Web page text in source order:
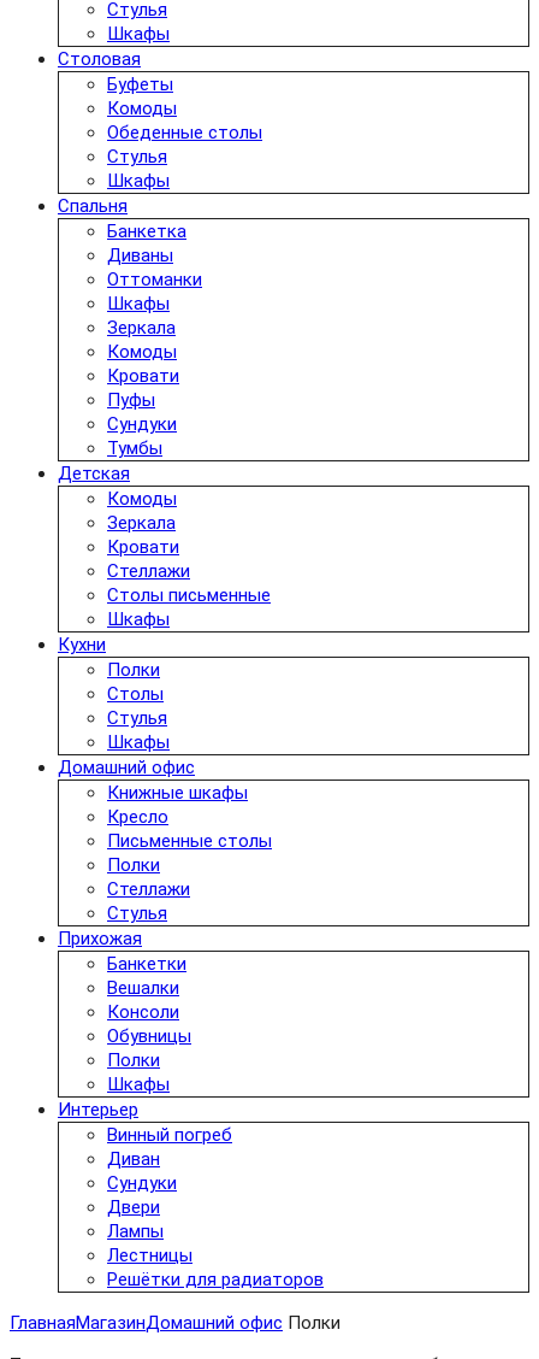
Стулья
Шкафы
Столовая
Буфеты
Комоды
Обеденные столы
Стулья
Шкафы
Спальня
Банкетка
Диваны
Оттоманки
Шкафы
Зеркала
Комоды
Кровати
Пуфы
Сундуки
Тумбы
Детская
Комоды
Зеркала
Кровати
Стеллажи
Столы письменные
Шкафы
Кухни
Полки
Столы
Стулья
Шкафы
Домашний офис
Книжные шкафы
Кресло
Письменные столы
Полки
Стеллажи
Стулья
Прихожая
Банкетки
Вешалки
Консоли
Обувницы
Полки
Шкафы
Интерьер
Винный погреб
Диван
Сундуки
Двери
Лампы
Лестницы
Решётки для радиаторов
ГлавнаяМагазинДомашний офис Полки